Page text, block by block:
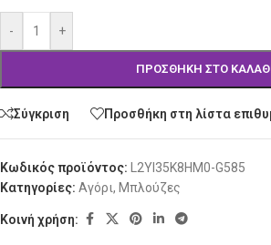
- +
ΠΡΟΣΘΉΚΗ ΣΤΟ
Σύγκριση Προσθήκη στη λίστα
Κωδικός προϊόντος: L2YI35K8HM0-G585
Κατηγορίες: Αγόρι, Μπλούζες
Κοινή χρήση: